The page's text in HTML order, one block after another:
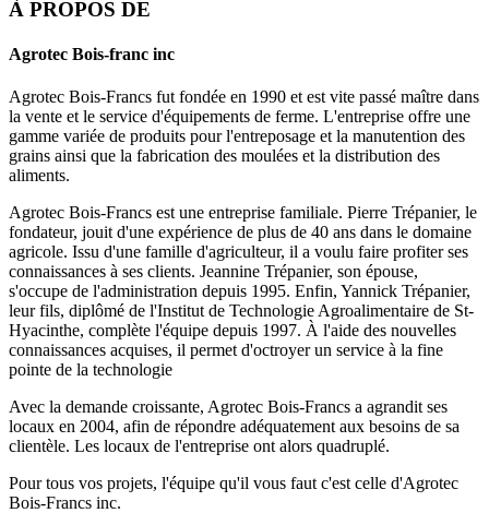
À PROPOS DE
Agrotec Bois-franc inc
Agrotec Bois-Francs fut fondée en 1990 et est vite passé maître dans
la vente et le service d'équipements de ferme. L'entreprise offre une
gamme variée de produits pour l'entreposage et la manutention des
grains ainsi que la fabrication des moulées et la distribution des
aliments.
Agrotec Bois-Francs est une entreprise familiale. Pierre Trépanier, le
fondateur, jouit d'une expérience de plus de 40 ans dans le domaine
agricole. Issu d'une famille d'agriculteur, il a voulu faire profiter ses
connaissances à ses clients. Jeannine Trépanier, son épouse,
s'occupe de l'administration depuis 1995. Enfin, Yannick Trépanier,
leur fils, diplômé de l'Institut de Technologie Agroalimentaire de St-
Hyacinthe, complète l'équipe depuis 1997. À l'aide des nouvelles
connaissances acquises, il permet d'octroyer un service à la fine
pointe de la technologie
Avec la demande croissante, Agrotec Bois-Francs a agrandit ses
locaux en 2004, afin de répondre adéquatement aux besoins de sa
clientèle. Les locaux de l'entreprise ont alors quadruplé.
Pour tous vos projets, l'équipe qu'il vous faut c'est celle d'Agrotec
Bois-Francs inc.